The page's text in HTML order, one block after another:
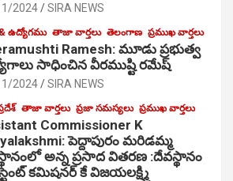
2024 SIRA NEWS
ఉద్యోగము తాజా వార్తలు తెలంగాణ ప్రముఖ వార్తలు
Ramesh: మూడు ప్రభుత్వ
సాధించిన వీరముష్టి రమేష్
2024 SIRA NEWS
తాజా వార్తలు ప్రజా సమస్యలు ప్రముఖ వార్తలు
Commissioner K
పెద్దాపురం మరిడమ్మ
అన్న ప్రసాద వితరణ :దేవస్థానం
కమిషనర్ కే విజయలక్ష్మి